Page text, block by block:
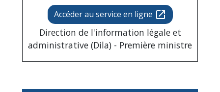
Accéder au service en ligne open_in_new
Direction de l'information légale et
administrative (Dila) - Première ministre